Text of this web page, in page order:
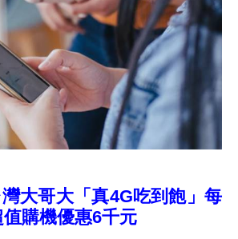
大哥大「真4G吃到飽」每
值購機優惠6千元